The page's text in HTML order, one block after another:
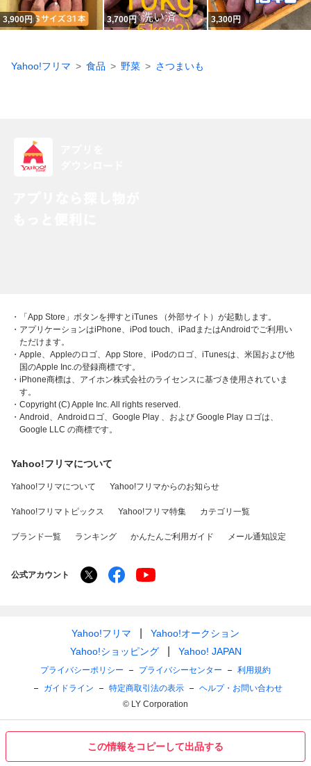
この情報をコピーして出品する
3,900円 3,700円 3,300円
Yahoo!フリマ 食品 野菜 さつまいも
・「App Store」ボタンを押すとiTunes （外部サイト）が起動します。
・アプリケーションはiPhone、iPod touch、iPadまたはAndroidでご利用い
ただけます。
・Apple、Appleのロゴ、App Store、iPodのロゴ、iTunesは、米国および他
国のApple Inc.の登録商標です。
・iPhone商標は、アイホン株式会社のライセンスに基づき使用されていま
す。
・Copyright (C) Apple Inc. All rights reserved.
・Android、Androidロゴ、Google Play 、および Google Play ロゴは、
Google LLC の商標です。
Yahoo!フリマについて
Yahoo!フリマについて Yahoo!フリマからのお知らせ
Yahoo!フリマトピックス Yahoo!フリマ特集 カテゴリ一覧
ブランド一覧 ランキング かんたんご利用ガイド メール通知設定
公式アカウント
Yahoo!フリマ
Yahoo!オークション
Yahoo!ショッピング
Yahoo! JAPAN
プライバシーポリシー プライバシーセンター
利用規約
ガイドライン
特定商取引法の表示
ヘルプ・お問い合わせ
© LY Corporation